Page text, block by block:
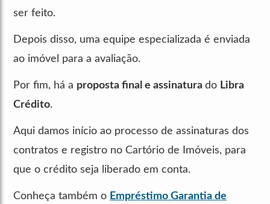
ser feito.
Depois disso, uma equipe especializada é enviada
ao imóvel para a avaliação.
Por fim, há a proposta final e assinatura do Libra
Crédito.
Aqui damos início ao processo de assinaturas dos
contratos e registro no Cartório de Imóveis, para
que o crédito seja liberado em conta.
Conheça também o Empréstimo Garantia de